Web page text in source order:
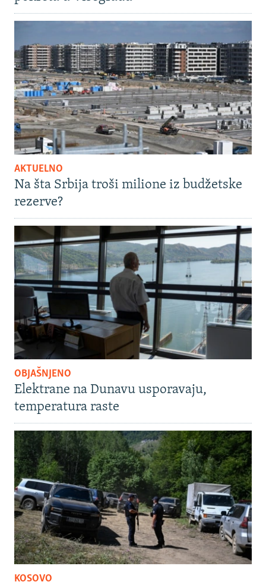
AKTUELNO
Na šta Srbija troši milione iz budžetske
rezerve?
OBJAŠNJENO
Elektrane na Dunavu usporavaju,
temperatura raste
KOSOVO